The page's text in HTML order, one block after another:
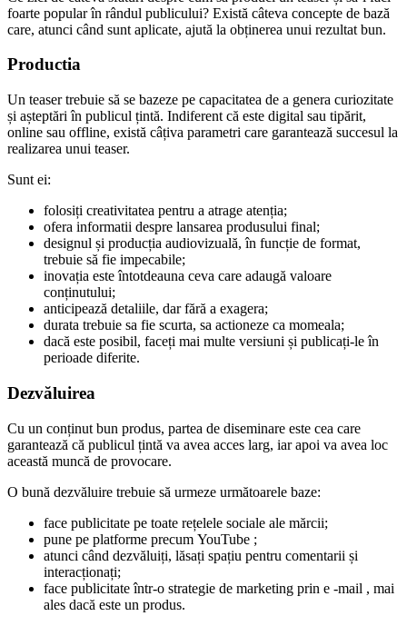
foarte popular în rândul publicului? Există câteva concepte de bază
care, atunci când sunt aplicate, ajută la obținerea unui rezultat bun.
Productia
Un teaser trebuie să se bazeze pe capacitatea de a genera curiozitate
și așteptări în publicul țintă. Indiferent că este digital sau tipărit,
online sau offline, există câțiva parametri care garantează succesul la
realizarea unui teaser.
Sunt ei:
folosiți creativitatea pentru a atrage atenția;
ofera informatii despre lansarea produsului final;
designul și producția audiovizuală, în funcție de format,
trebuie să fie impecabile;
inovația este întotdeauna ceva care adaugă valoare
conținutului;
anticipează detaliile, dar fără a exagera;
durata trebuie sa fie scurta, sa actioneze ca momeala;
dacă este posibil, faceți mai multe versiuni și publicați-le în
perioade diferite.
Dezvăluirea
Cu un conținut bun produs, partea de diseminare este cea care
garantează că publicul țintă va avea acces larg, iar apoi va avea loc
această muncă de provocare.
O bună dezvăluire trebuie să urmeze următoarele baze:
face publicitate pe toate rețelele sociale ale mărcii;
pune pe platforme precum YouTube ;
atunci când dezvăluiți, lăsați spațiu pentru comentarii și
interacționați;
face publicitate într-o strategie de marketing prin e -mail , mai
ales dacă este un produs.